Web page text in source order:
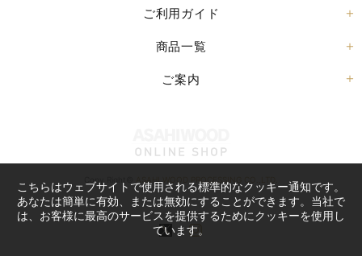
ご利用ガイド
商品一覧
ご案内
Copy Right© ASAHI WOOD PROCESSING CO.,LTD.
こちらはウェブサイトで使用される標準的なクッキー通知です。
あなたは簡単に有効、または無効にすることができます。当社で
は、お客様に最高のサービスを提供するためにクッキーを使用し
ています。